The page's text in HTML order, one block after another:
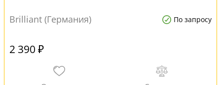
Brilliant (Германия) По запросу
2 390 ₽